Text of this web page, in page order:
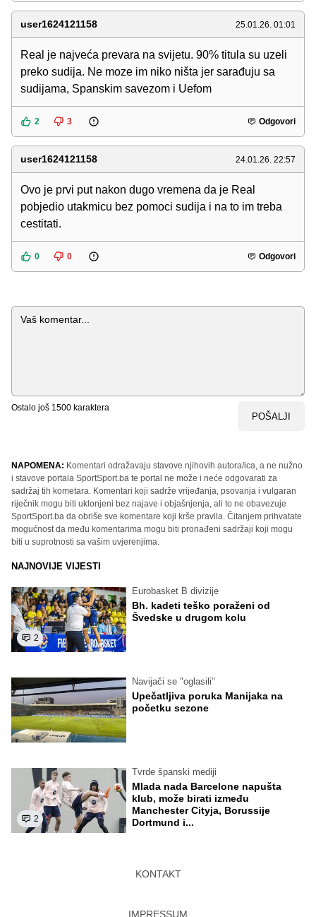
user1624121158 25.01.26. 01:01
Real je najveća prevara na svijetu. 90% titula su uzeli
preko sudija. Ne moze im niko ništa jer sarađuju sa
sudijama, Spanskim savezom i Uefom
2 3 Odgovori
user1624121158 24.01.26. 22:57
Ovo je prvi put nakon dugo vremena da je Real
pobjedio utakmicu bez pomoci sudija i na to im treba
cestitati.
0 0 Odgovori
Komentar
Ostalo još 1500 karaktera
POŠALJI
NAPOMENA: Komentari odražavaju stavove njihovih autora/ica, a ne nužno
i stavove portala SportSport.ba te portal ne može i neće odgovarati za
sadržaj tih kometara. Komentari koji sadrže vrijeđanja, psovanja i vulgaran
riječnik mogu biti uklonjeni bez najave i objašnjenja, ali to ne obavezuje
SportSport.ba da obriše sve komentare koji krše pravila. Čitanjem prihvatate
mogućnost da među komentarima mogu biti pronađeni sadržaji koji mogu
biti u suprotnosti sa vašim uvjerenjima.
NAJNOVIJE VIJESTI
2
Eurobasket B divizije
Bh. kadeti teško poraženi od
Švedske u drugom kolu
Navijači se "oglasili"
Upečatljiva poruka Manijaka na
početku sezone
2
Tvrde španski mediji
Mlada nada Barcelone napušta
klub, može birati između
Manchester Cityja, Borussije
Dortmund i...
KONTAKT
IMPRESSUM